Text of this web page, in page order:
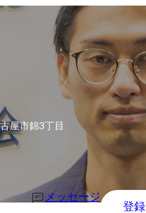
屋市錦3丁目
メッセージ
登